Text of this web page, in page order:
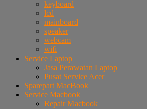
keyboard
lcd
mainboard
speaker
webcam
wifi
Service Laptop
Jasa Perawatan Laptop
Pusat Service Acer
Sparepart MacBook
Service Macbook
Repair Macbook